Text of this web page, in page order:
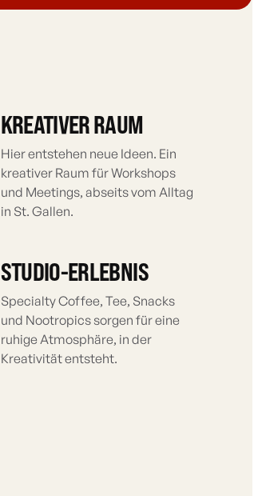
KREATIVER RAUM
Hier entstehen neue Ideen. Ein
kreativer Raum für Workshops
und Meetings, abseits vom Alltag
in St. Gallen.
STUDIO-ERLEBNIS
Specialty Coffee, Tee, Snacks
und Nootropics sorgen für eine
ruhige Atmosphäre, in der
Kreativität entsteht.